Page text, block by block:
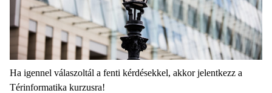
Ha igennel válaszoltál a fenti kérdésekkel, akkor jelentkezz a
Térinformatika kurzusra!